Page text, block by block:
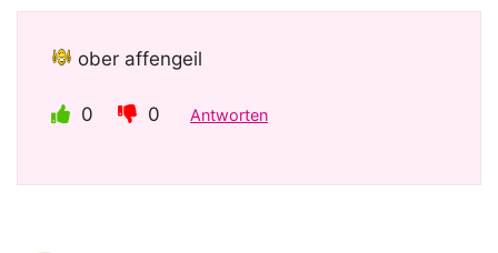
ober affengeil
0 0 Antworten